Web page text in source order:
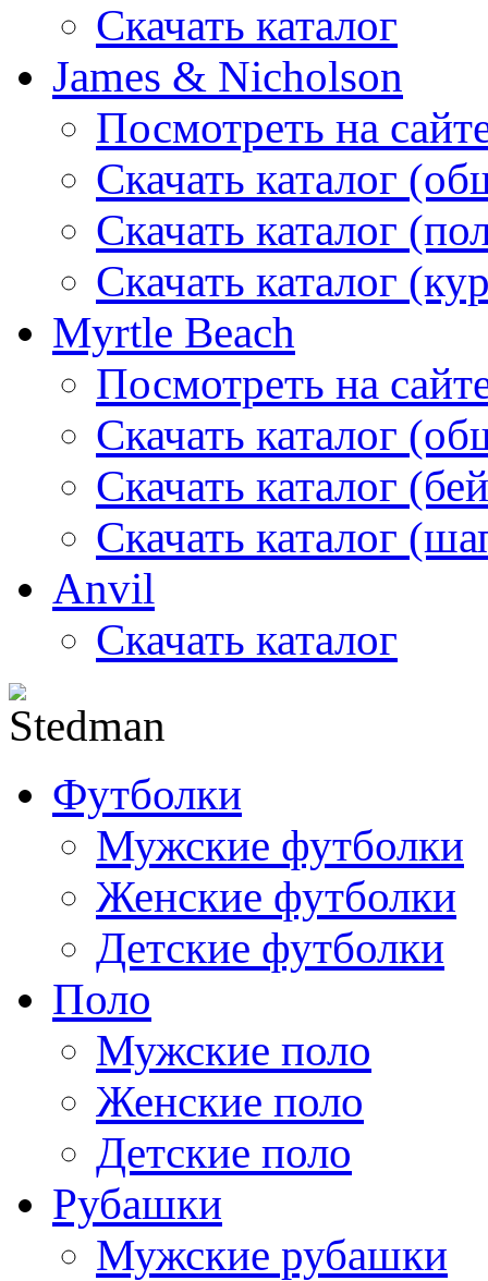
Скачать каталог
James & Nicholson
Посмотреть на
Скачать каталог
Скачать каталог
Скачать каталог
Myrtle Beach
Посмотреть на
Скачать каталог
Скачать каталог
Скачать каталог
Anvil
Скачать каталог
Футболки
Мужские футболки
Женские футболки
Детские футболки
Поло
Мужские поло
Женские поло
Детские поло
Рубашки
Мужские рубашки